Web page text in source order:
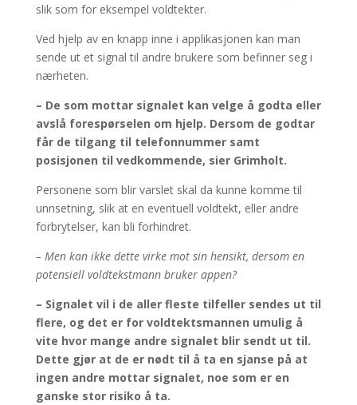
slik som for eksempel voldtekter.
Ved hjelp av en knapp inne i applikasjonen kan man
sende ut et signal til andre brukere som befinner seg i
nærheten.
– De som mottar signalet kan velge å godta eller
avslå forespørselen om hjelp. Dersom de godtar
får de tilgang til telefonnummer samt
posisjonen til vedkommende, sier Grimholt.
Personene som blir varslet skal da kunne komme til
unnsetning, slik at en eventuell voldtekt, eller andre
forbrytelser, kan bli forhindret.
– Men kan ikke dette virke mot sin hensikt, dersom en
potensiell voldtekstmann bruker appen?
– Signalet vil i de aller fleste tilfeller sendes ut til
flere, og det er for voldtektsmannen umulig å
vite hvor mange andre signalet blir sendt ut til.
Dette gjør at de er nødt til å ta en sjanse på at
ingen andre mottar signalet, noe som er en
ganske stor risiko å ta.